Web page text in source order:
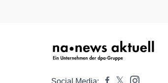
Social Media: